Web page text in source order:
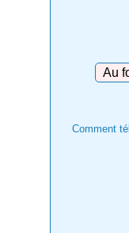
Comment